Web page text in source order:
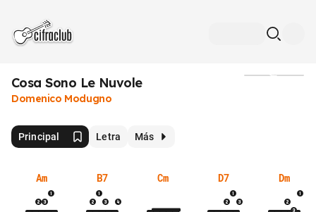
Cosa Sono Le Nuvole
Domenico Modugno
Principal Letra Más
Am B7 Cm D7 Dm